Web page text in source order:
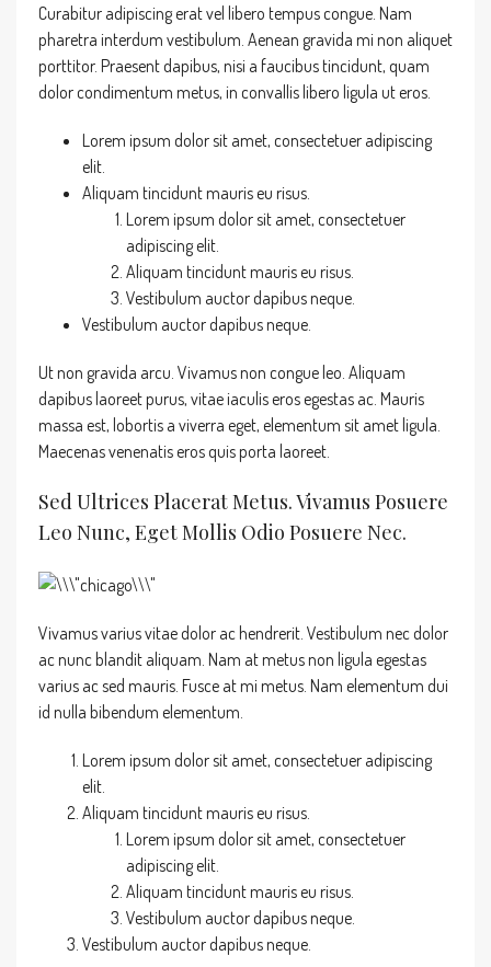
Curabitur adipiscing erat vel libero tempus congue. Nam
pharetra interdum vestibulum. Aenean gravida mi non aliquet
porttitor. Praesent dapibus, nisi a faucibus tincidunt, quam
dolor condimentum metus, in convallis libero ligula ut eros.
Lorem ipsum dolor sit amet, consectetuer adipiscing
elit.
Aliquam tincidunt mauris eu risus.
Lorem ipsum dolor sit amet, consectetuer
adipiscing elit.
Aliquam tincidunt mauris eu risus.
Vestibulum auctor dapibus neque.
Vestibulum auctor dapibus neque.
Ut non gravida arcu. Vivamus non congue leo. Aliquam
dapibus laoreet purus, vitae iaculis eros egestas ac. Mauris
massa est, lobortis a viverra eget, elementum sit amet ligula.
Maecenas venenatis eros quis porta laoreet.
Sed Ultrices Placerat Metus. Vivamus Posuere
Leo Nunc, Eget Mollis Odio Posuere Nec.
Vivamus varius vitae dolor ac hendrerit. Vestibulum nec dolor
ac nunc blandit aliquam. Nam at metus non ligula egestas
varius ac sed mauris. Fusce at mi metus. Nam elementum dui
id nulla bibendum elementum.
Lorem ipsum dolor sit amet, consectetuer adipiscing
elit.
Aliquam tincidunt mauris eu risus.
Lorem ipsum dolor sit amet, consectetuer
adipiscing elit.
Aliquam tincidunt mauris eu risus.
Vestibulum auctor dapibus neque.
Vestibulum auctor dapibus neque.